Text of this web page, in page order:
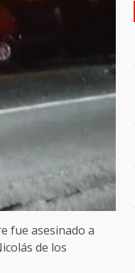
fue asesinado a
de los